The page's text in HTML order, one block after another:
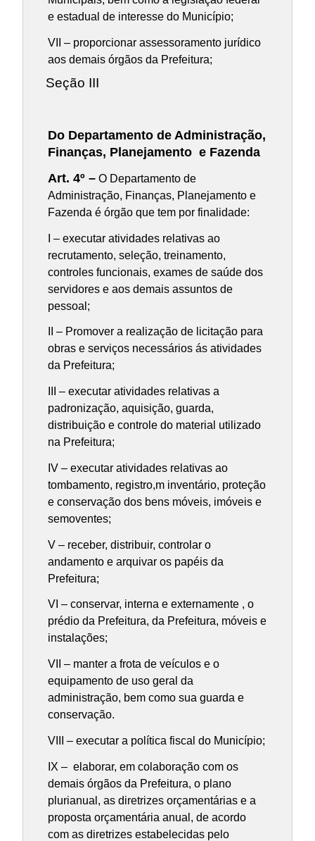
e estadual de interesse do Município;
VII – proporcionar assessoramento jurídico
aos demais órgãos da Prefeitura;
Seção III
Do Departamento de Administração,
Finanças, Planejamento e Fazenda
Art. 4º – O Departamento de
Administração, Finanças, Planejamento e
Fazenda é órgão que tem por finalidade:
I – executar atividades relativas ao
recrutamento, seleção, treinamento,
controles funcionais, exames de saúde dos
servidores e aos demais assuntos de
pessoal;
II – Promover a realização de licitação para
obras e serviços necessários ás atividades
da Prefeitura;
III – executar atividades relativas a
padronização, aquisição, guarda,
distribuição e controle do material utilizado
na Prefeitura;
IV – executar atividades relativas ao
tombamento, registro,m inventário, proteção
e conservação dos bens móveis, imóveis e
semoventes;
V – receber, distribuir, controlar o
andamento e arquivar os papéis da
Prefeitura;
VI – conservar, interna e externamente , o
prédio da Prefeitura, da Prefeitura, móveis e
instalações;
VII – manter a frota de veículos e o
equipamento de uso geral da
administração, bem como sua guarda e
conservação.
VIII – executar a política fiscal do Município;
IX – elaborar, em colaboração com os
demais órgãos da Prefeitura, o plano
plurianual, as diretrizes orçamentárias e a
proposta orçamentária anual, de acordo
com as diretrizes estabelecidas pelo